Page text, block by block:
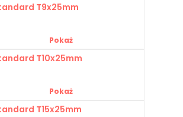
T9x25mm
Pokaż
T10x25mm
Pokaż
T15x25mm